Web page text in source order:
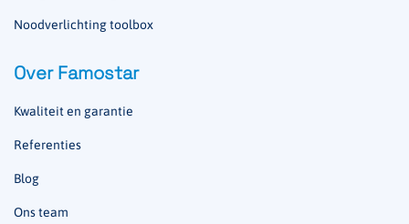
Noodverlichting toolbox
Over Famostar
Kwaliteit en garantie
Referenties
Blog
Ons team